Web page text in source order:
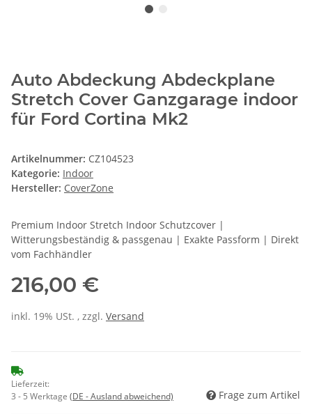
Auto Abdeckung Abdeckplane
Stretch Cover Ganzgarage indoor
für Ford Cortina Mk2
Artikelnummer: CZ104523
Kategorie: Indoor
Hersteller: CoverZone
Premium Indoor Stretch Indoor Schutzcover |
Witterungsbeständig & passgenau | Exakte Passform | Direkt
vom Fachhändler
216,00 €
inkl. 19% USt. , zzgl. Versand
Lieferzeit:
3 - 5 Werktage (DE - Ausland abweichend) Frage zum Artikel